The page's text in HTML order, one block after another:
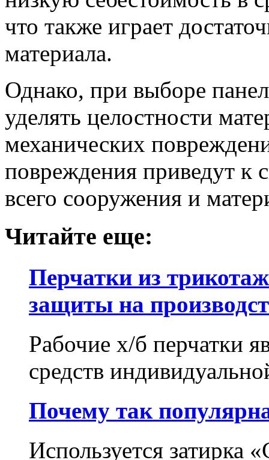
что также играет
материала.
Однако, при выборе
уделять целостности
механических
повреждения приведут к
всего сооружения и
Читайте еще:
Перчатки из
защиты на
Рабочие х/б перчатки
средств
Почему так
Используется затирка